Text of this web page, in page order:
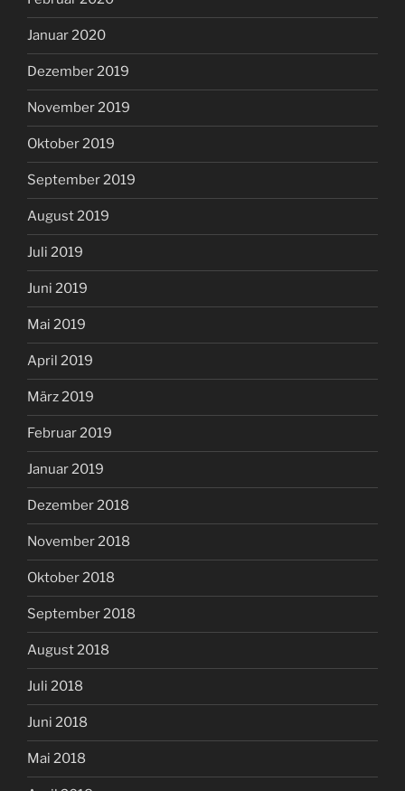
Januar 2020
Dezember 2019
November 2019
Oktober 2019
September 2019
August 2019
Juli 2019
Juni 2019
Mai 2019
April 2019
März 2019
Februar 2019
Januar 2019
Dezember 2018
November 2018
Oktober 2018
September 2018
August 2018
Juli 2018
Juni 2018
Mai 2018